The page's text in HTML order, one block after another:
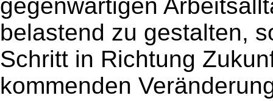
gegenwärtigen
belastend zu gestalten,
Schritt in Richtung
kommenden